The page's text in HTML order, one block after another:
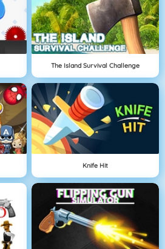
The Island Survival Challenge
Knife Hit